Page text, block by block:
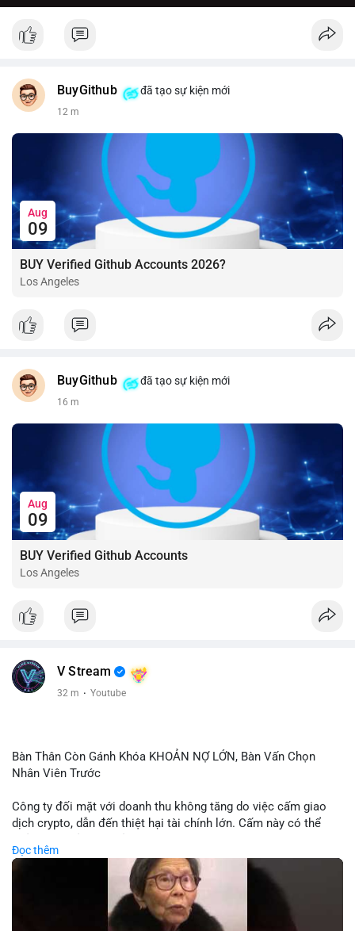
BuyGithub đã tạo sự kiện mới
12 m
Aug
09
BUY Verified Github Accounts 2026?
Los Angeles
BuyGithub đã tạo sự kiện mới
16 m
Aug
09
BUY Verified Github Accounts
Los Angeles
V Stream
32 m · Youtube
Bàn Thân Còn Gánh Khóa KHOẢN NỢ LỚN, Bàn Vấn Chọn
Nhân Viên Trước
Công ty đối mặt với doanh thu không tăng do việc cấm giao
dịch crypto, dẫn đến thiệt hại tài chính lớn. Cấm này có thể
biến động giá digital asset. Bàn vấn chuyển hướng tập trung
vào nhân lực, cho thấy chiến lược giảm chi phí hoặc điều chỉnh
mô hình kinh doanh. Điều này có thể ảnh hưởng đến thị trường
crypto và các doanh nghiệp liên quan trong tương lai.
Đọc thêm